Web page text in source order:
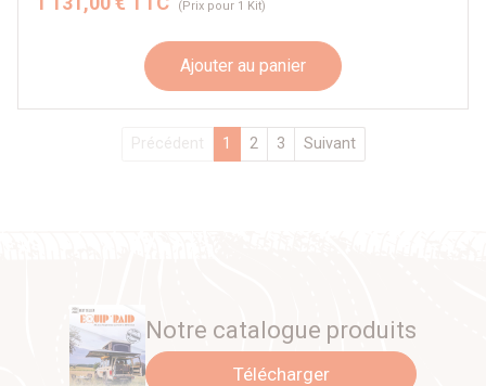
(Prix pour 1 Kit)
Ajouter au panier
Précédent 1 2 3 Suivant
Notre catalogue produits
Télécharger